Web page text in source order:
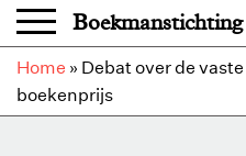
Overslaan en naar de
Boekmanstichting
Home » Debat over de vaste
boekenprijs